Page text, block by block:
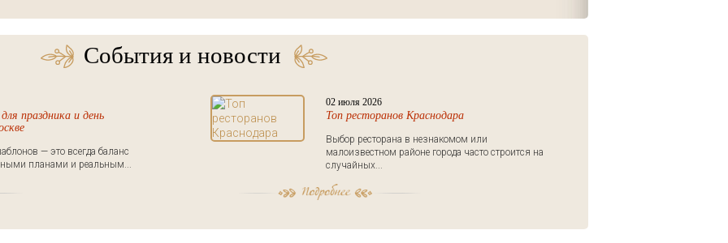
События и новости
праздника и день
— это всегда баланс
планами и реальным...
02 июля 2026
Топ ресторанов Краснодара
Выбор ресторана в незнакомом или
малоизвестном районе города часто строится на
случайных...